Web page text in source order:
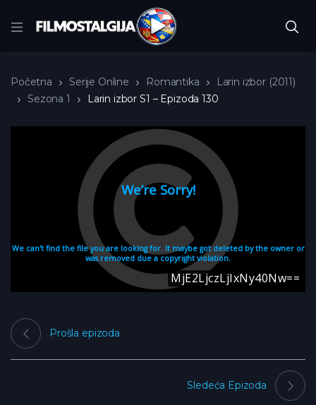
Početna Serije Online Romantika
Larin izbor (2011)
Sezona 1
Larin izbor S1 – Epizoda 130
Prošla epizoda
Sledeća Epizoda